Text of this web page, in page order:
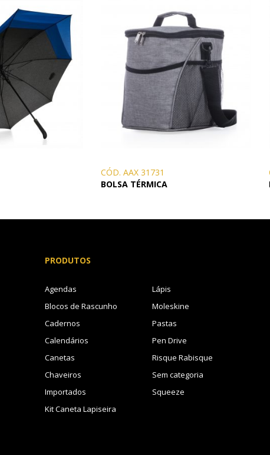
CÓD. AAX 31731
BOLSA TÉRMICA
PRODUTOS
Agendas
Blocos de Rascunho
Cadernos
Calendários
Canetas
Chaveiros
Importados
Kit Caneta Lapiseira
Lápis
Moleskine
Pastas
Pen Drive
Risque Rabisque
Sem categoria
Squeeze